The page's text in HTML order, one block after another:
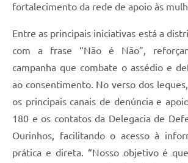
fortalecimento da rede de apoio às
Entre as principais iniciativas está a
com a frase “Não é Não”,
campanha que combate o assédio e
ao consentimento. No verso dos
os principais canais de denúncia e
180 e os contatos da Delegacia de
Ourinhos, facilitando o acesso à
prática e direta. “Nosso objetivo é